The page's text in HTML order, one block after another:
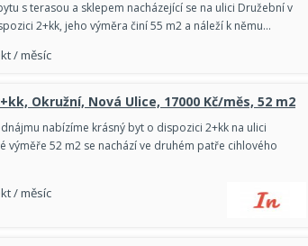
s terasou a sklepem nacházející se na ulici Družební v
2+kk, jeho výměra činí 55 m2 a náleží k němu…
/ měsíc
Okružní, Nová Ulice, 17000 Kč/měs, 52 m2
nabízíme krásný byt o dispozici 2+kk na ulici
výměře 52 m2 se nachází ve druhém patře cihlového
/ měsíc